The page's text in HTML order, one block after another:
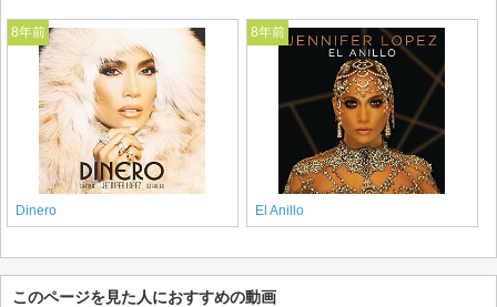
8年前
Dinero
8年前
El Anillo
このページを見た人におすすめの動画